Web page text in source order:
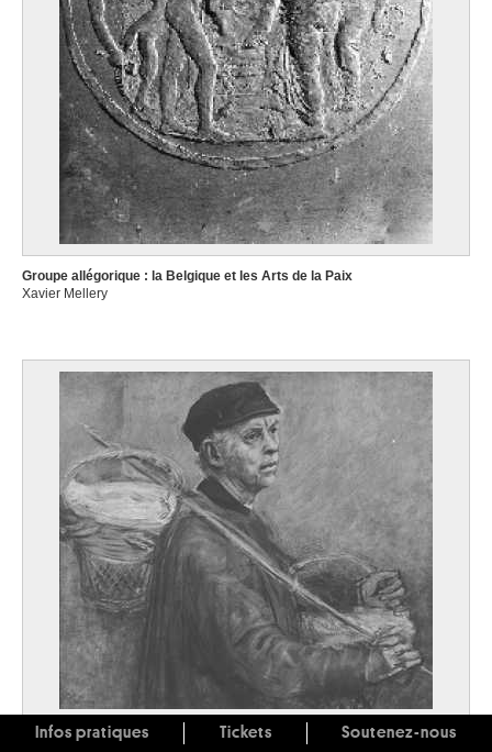
Groupe allégorique : la Belgique et les Arts de la Paix
Xavier Mellery
Homme aux paniers
Infos pratiques Tickets Soutenez-nous